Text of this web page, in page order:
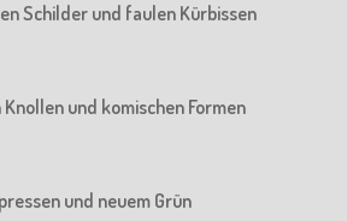
Schilder und faulen Kürbissen
und komischen Formen
und neuem Grün